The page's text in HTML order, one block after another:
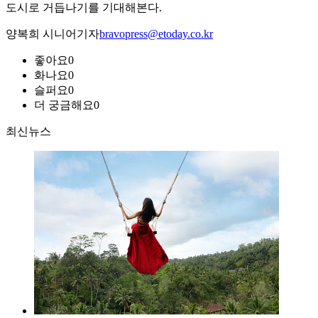
도시로 거듭나기를 기대해본다.
양복희 시니어기자bravopress@etoday.co.kr
좋아요0
화나요0
슬퍼요0
더 궁금해요0
최신뉴스